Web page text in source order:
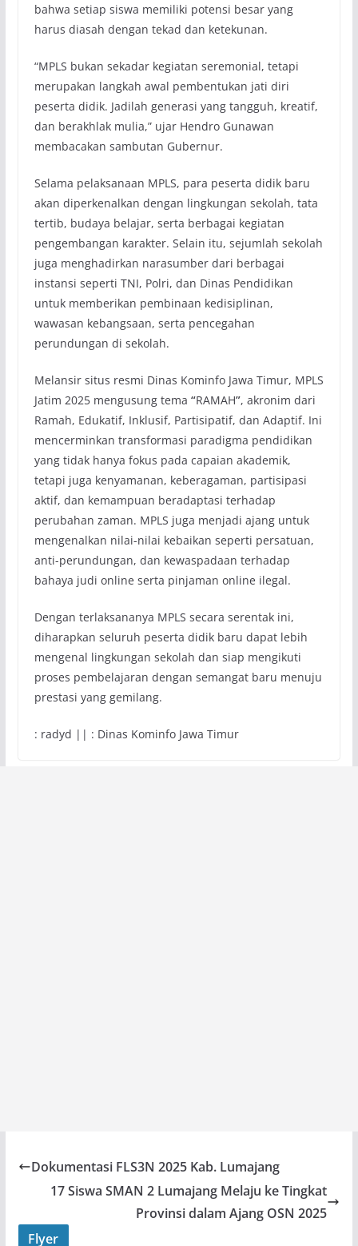
bahwa setiap siswa memiliki potensi besar yang
harus diasah dengan tekad dan ketekunan.
“MPLS bukan sekadar kegiatan seremonial, tetapi
merupakan langkah awal pembentukan jati diri
peserta didik. Jadilah generasi yang tangguh, kreatif,
dan berakhlak mulia,” ujar Hendro Gunawan
membacakan sambutan Gubernur.
Selama pelaksanaan MPLS, para peserta didik baru
akan diperkenalkan dengan lingkungan sekolah, tata
tertib, budaya belajar, serta berbagai kegiatan
pengembangan karakter. Selain itu, sejumlah sekolah
juga menghadirkan narasumber dari berbagai
instansi seperti TNI, Polri, dan Dinas Pendidikan
untuk memberikan pembinaan kedisiplinan,
wawasan kebangsaan, serta pencegahan
perundungan di sekolah.
Melansir situs resmi Dinas Kominfo Jawa Timur, MPLS
Jatim 2025 mengusung tema “RAMAH”, akronim dari
Ramah, Edukatif, Inklusif, Partisipatif, dan Adaptif. Ini
mencerminkan transformasi paradigma pendidikan
yang tidak hanya fokus pada capaian akademik,
tetapi juga kenyamanan, keberagaman, partisipasi
aktif, dan kemampuan beradaptasi terhadap
perubahan zaman. MPLS juga menjadi ajang untuk
mengenalkan nilai-nilai kebaikan seperti persatuan,
anti-perundungan, dan kewaspadaan terhadap
bahaya judi online serta pinjaman online ilegal.
Dengan terlaksananya MPLS secara serentak ini,
diharapkan seluruh peserta didik baru dapat lebih
mengenal lingkungan sekolah dan siap mengikuti
proses pembelajaran dengan semangat baru menuju
prestasi yang gemilang.
: radyd || : Dinas Kominfo Jawa Timur
Dokumentasi FLS3N 2025 Kab. Lumajang
17 Siswa SMAN 2 Lumajang Melaju ke Tingkat
Provinsi dalam Ajang OSN 2025
Flyer